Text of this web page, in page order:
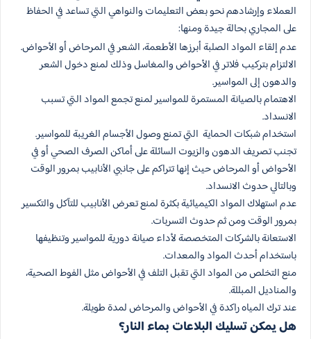
العملاء وإرشادهم نحو بعض التعليمات والنواهي التي تساعد في الحفاظ
على المجاري بحالة جيدة ومنها:
عدم إلقاء المواد الصلبة أبرزها الأطعمة، الشعر في المرحاض أو الأحواض.
الالتزام بتركيب فلاتر في الأحواض والمغاسل وذلك لمنع دخول الشعر
والدهون إلى المواسير.
الاهتمام بالصيانة المستمرة للمواسير لمنع تجمع المواد التي تسبب
الانسداد.
استخدام شبكات الحماية التي تمنع وصول الأجسام الغريبة للمواسير.
تجنب تصريف الدهون والزيوت السائلة على أماكن الصرف الصحي أو في
الأحواض أو المرحاض حيث إنها تتراكم على جانبي الأنابيب بمرور الوقت
وبالتالي حدوث الانسداد.
عدم استهلاك المواد الكيميائية بكثرة لمنع تعرض الأنابيب للتآكل والتكسير
بمرور الوقت ومن ثم حدوث التسربات.
الاستعانة بالشركات المتخصصة لأداء صيانة دورية للمواسير وتنظيفها
باستخدام أحدث المواد والمعدات.
منع التخلص من المواد التي تقبل التلف في الأحواض مثل الفوط الصحية،
والمناديل المبللة.
عند ترك المياه راكدة في الأحواض والمرحاض لمدة طويلة.
هل يمكن تسليك البلاعات بماء النار؟